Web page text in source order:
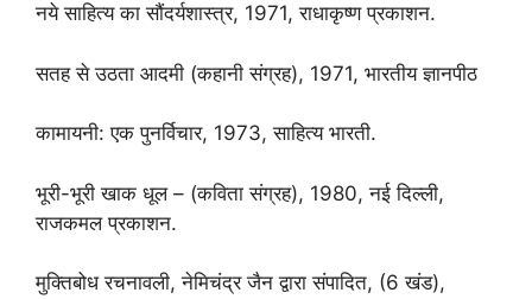
नये साहित्य का सौंदर्यशास्त्र, 1971, राधाकृष्ण प्रकाशन.
सतह से उठता आदमी (कहानी संग्रह), 1971, भारतीय ज्ञानपीठ
कामायनी: एक पुनर्विचार, 1973, साहित्य भारती.
भूरी-भूरी खाक धूल – (कविता संग्रह), 1980, नई दिल्ली,
राजकमल प्रकाशन.
मुक्तिबोध रचनावली, नेमिचंद्र जैन द्वारा संपादित, (6 खंड),